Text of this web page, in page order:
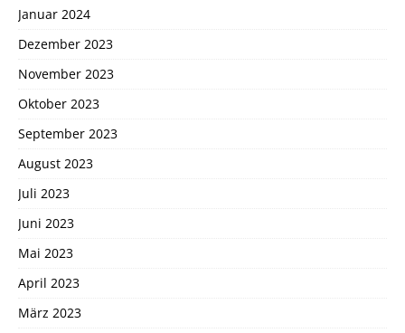
Januar 2024
Dezember 2023
November 2023
Oktober 2023
September 2023
August 2023
Juli 2023
Juni 2023
Mai 2023
April 2023
März 2023